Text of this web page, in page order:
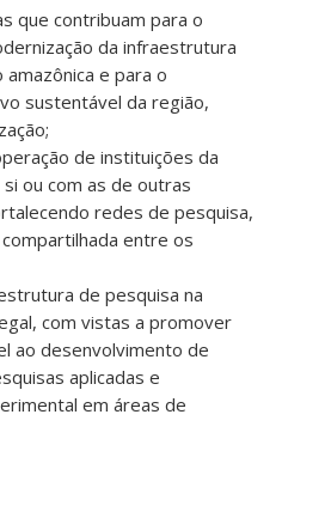
que contribuam para o
da infraestrutura
e para o
sustentável da região,
de instituições da
ou com as de outras
redes de pesquisa,
entre os
de pesquisa na
com vistas a promover
ao desenvolvimento de
aplicadas e
em áreas de